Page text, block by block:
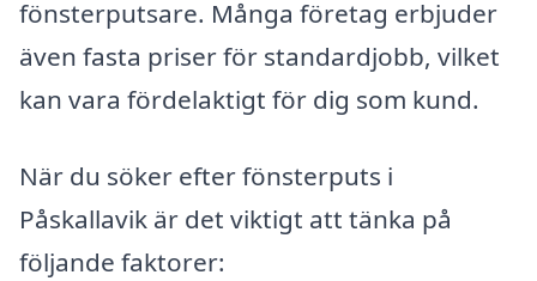
fönsterputsare. Många företag erbjuder
även fasta priser för standardjobb, vilket
kan vara fördelaktigt för dig som kund.
När du söker efter fönsterputs i
Påskallavik är det viktigt att tänka på
följande faktorer: